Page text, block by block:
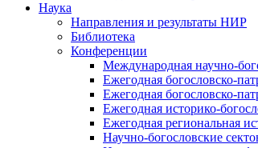
Наука
Направления и результаты НИР
Библиотека
Конференции
Международная научно-
Ежегодная богословско-
Ежегодная богословско-
Ежегодная историко-
Ежегодная региональная
Научно-богословские